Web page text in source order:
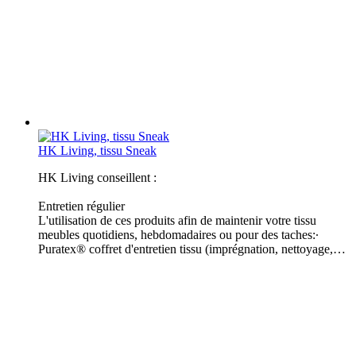
HK Living, tissu Sneak
HK Living conseillent :
Entretien régulier
L'utilisation de ces produits afin de maintenir votre tissu
meubles quotidiens, hebdomadaires ou pour des taches:∙
Puratex® coffret d'entretien tissu (imprégnation, nettoyage,…